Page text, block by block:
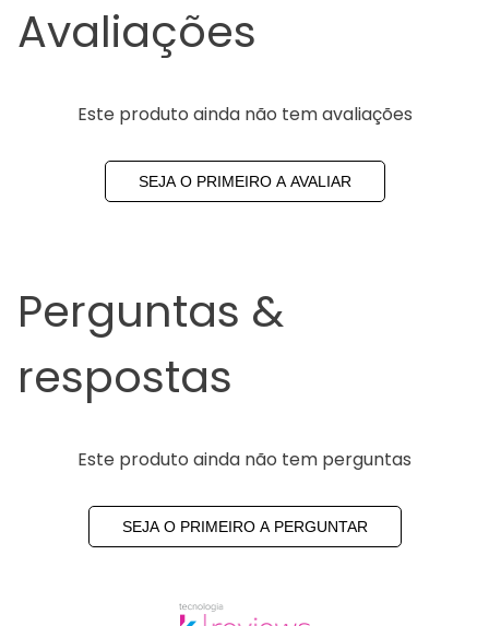
Avaliações
Este produto ainda não tem avaliações
SEJA O PRIMEIRO A AVALIAR
Perguntas &
respostas
Este produto ainda não tem perguntas
SEJA O PRIMEIRO A PERGUNTAR